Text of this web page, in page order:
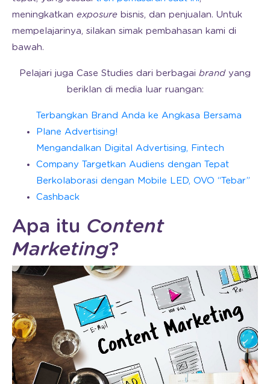
meningkatkan exposure bisnis, dan penjualan. Untuk
mempelajarinya, silakan simak pembahasan kami di
bawah.
Pelajari juga Case Studies dari berbagai brand yang
beriklan di media luar ruangan:
Terbangkan Brand Anda ke Angkasa Bersama
Plane Advertising!
Mengandalkan Digital Advertising, Fintech
Company Targetkan Audiens dengan Tepat
Berkolaborasi dengan Mobile LED, OVO “Tebar”
Cashback
Apa itu Content
Marketing?